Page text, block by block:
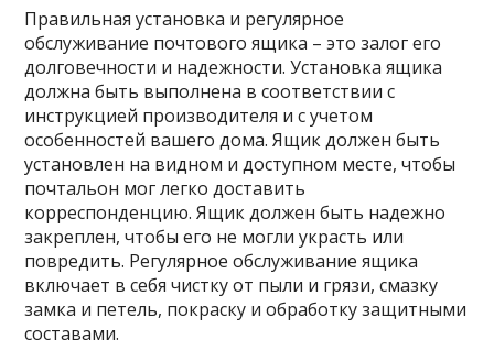
Правильная установка и регулярное
обслуживание почтового ящика – это залог его
долговечности и надежности. Установка ящика
должна быть выполнена в соответствии с
инструкцией производителя и с учетом
особенностей вашего дома. Ящик должен быть
установлен на видном и доступном месте, чтобы
почтальон мог легко доставить
корреспонденцию. Ящик должен быть надежно
закреплен, чтобы его не могли украсть или
повредить. Регулярное обслуживание ящика
включает в себя чистку от пыли и грязи, смазку
замка и петель, покраску и обработку защитными
составами.